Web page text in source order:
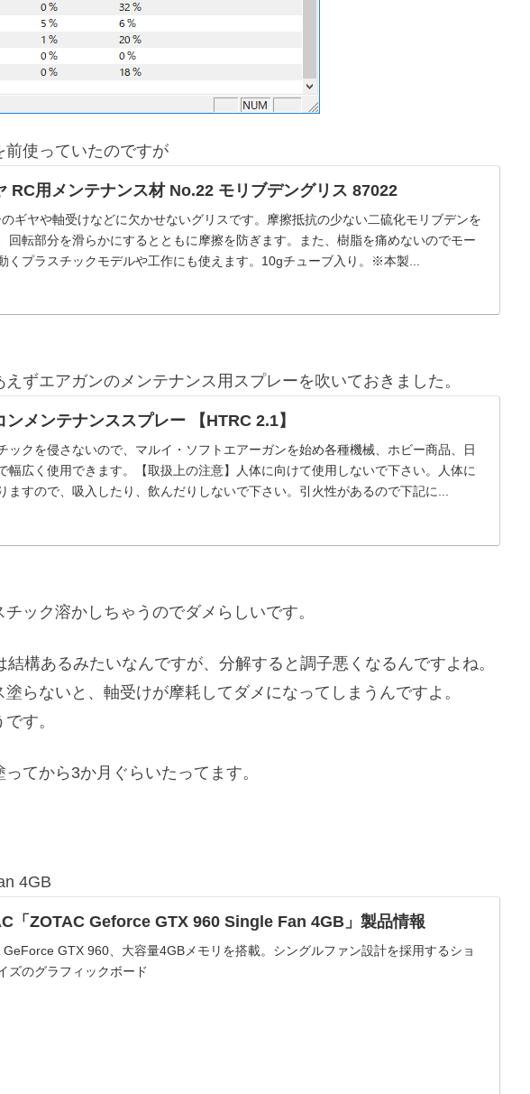
前使っていたのですが
RC用メンテナンス材 No.22 モリブデングリス 87022
ギヤや軸受けなどに欠かせないグリスです。摩擦抵抗の少ない二硫化モリブデンを
回転部分を滑らかにするとともに摩擦を防ぎます。また、樹脂を痛めないのでモー
くプラスチックモデルや工作にも使えます。10gチューブ入り。※本製...
ずエアガンのメンテナンス用スプレーを吹いておきました。
ンメンテナンススプレー 【HTRC 2.1】
ックを侵さないので、マルイ・ソフトエアーガンを始め各種機械、ホビー商品、日
幅広く使用できます。【取扱上の注意】人体に向けて使用しないで下さい。人体に
ますので、吸入したり、飲んだりしないで下さい。引火性があるので下記に...
ック溶かしちゃうのでダメらしいです。
構あるみたいなんですが、分解すると調子悪くなるんですよね。
らないと、軸受けが摩耗してダメになってしまうんですよ。
す。
てから3か月ぐらいたってます。
4GB
「ZOTAC Geforce GTX 960 Single Fan 4GB」製品情報
GeForce GTX 960、大容量4GBメモリを搭載。シングルファン設計を採用するショ
ズのグラフィックボード